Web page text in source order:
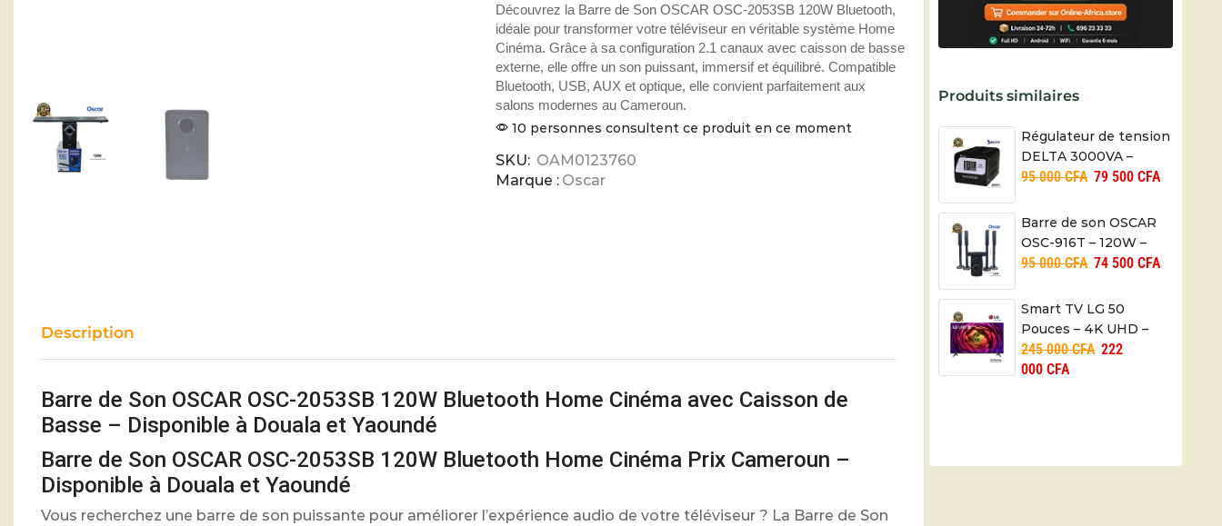
Découvrez la Barre de Son OSCAR OSC-2053SB 120W Bluetooth,
idéale pour transformer votre téléviseur en véritable système Home
Cinéma. Grâce à sa configuration 2.1 canaux avec caisson de basse
externe, elle offre un son puissant, immersif et équilibré. Compatible
Bluetooth, USB, AUX et optique, elle convient parfaitement aux
salons modernes au Cameroun.
10 personnes consultent ce produit en ce moment
SKU: OAM0123760
Marque : Oscar
Description
Barre de Son OSCAR OSC-2053SB 120W Bluetooth Home Cinéma avec Caisson de
Basse – Disponible à Douala et Yaoundé
Barre de Son OSCAR OSC-2053SB 120W Bluetooth Home Cinéma Prix Cameroun –
Disponible à Douala et Yaoundé
Vous recherchez une barre de son puissante pour améliorer l’expérience audio de votre téléviseur ? La Barre de Son
Produits similaires
Régulateur de tension
DELTA 3000VA –
Numérique – UB-
95 000CFA 79 500CFA
Barre de son OSCAR
OSC-916T – 120W –
Bluetooth – 03 mois
95 000CFA 74 500CFA
Smart TV LG 50
Pouces – 4K UHD –
50UR73006LA – 06
mois
245 000CFA 222
000CFA